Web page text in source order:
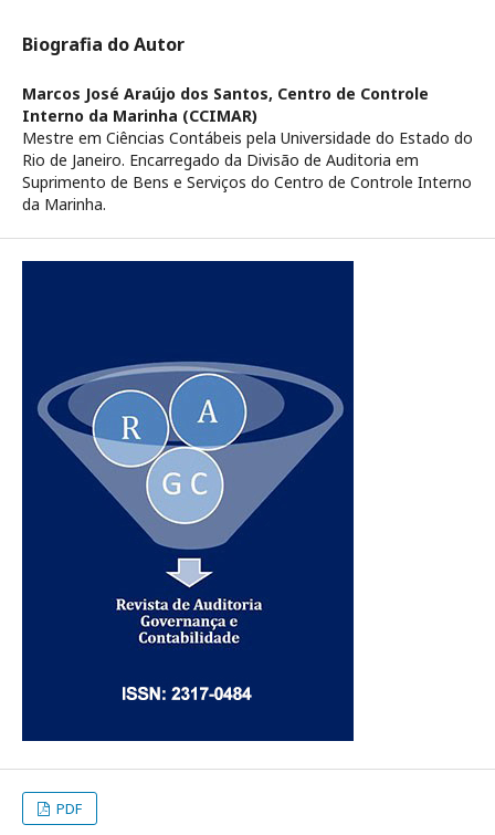
Biografia do Autor
Marcos José Araújo dos Santos, Centro de Controle
Interno da Marinha (CCIMAR)
Mestre em Ciências Contábeis pela Universidade do Estado do
Rio de Janeiro. Encarregado da Divisão de Auditoria em
Suprimento de Bens e Serviços do Centro de Controle Interno
da Marinha.
PDF